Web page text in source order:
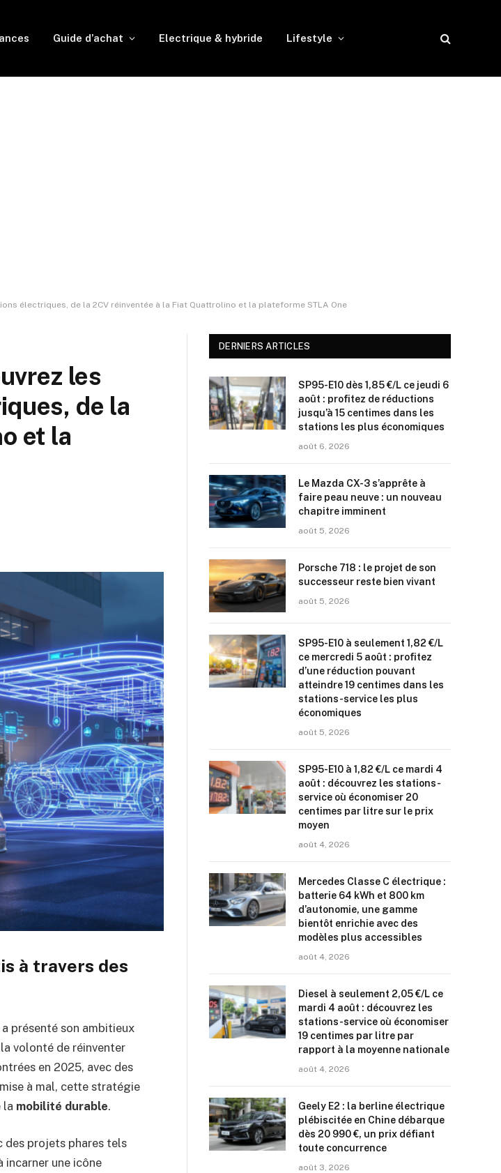
Guide d’achat Electrique & hybride Lifestyle
électriques, de la 2CV réinventée à la Fiat Quattrolino et la plateforme STLA One
les
de la
et la
à travers des
présenté son ambitieux
volonté de réinventer
en 2025, avec des
à mal, cette stratégie
la mobilité durable.
des projets phares tels
incarner une icône
DERNIERS ARTICLES
SP95-E10 dès 1,85 €/L ce jeudi 6
août : profitez de réductions
jusqu’à 15 centimes dans les
stations les plus économiques
août 6, 2026
Le Mazda CX-3 s’apprête à
faire peau neuve : un nouveau
chapitre imminent
août 5, 2026
Porsche 718 : le projet de son
successeur reste bien vivant
août 5, 2026
SP95-E10 à seulement 1,82 €/L
ce mercredi 5 août : profitez
d’une réduction pouvant
atteindre 19 centimes dans les
stations-service les plus
économiques
août 5, 2026
SP95-E10 à 1,82 €/L ce mardi 4
août : découvrez les stations-
service où économiser 20
centimes par litre sur le prix
moyen
août 4, 2026
Mercedes Classe C électrique :
batterie 64 kWh et 800 km
d’autonomie, une gamme
bientôt enrichie avec des
modèles plus accessibles
août 4, 2026
Diesel à seulement 2,05 €/L ce
mardi 4 août : découvrez les
stations-service où économiser
19 centimes par litre par
rapport à la moyenne nationale
août 4, 2026
Geely E2 : la berline électrique
plébiscitée en Chine débarque
dès 20 990 €, un prix défiant
toute concurrence
août 3, 2026